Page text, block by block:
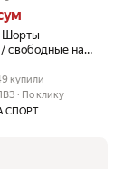
Шорты
свободные на
вместо
4.8 из 5
449 купили
купили
По клику
СПОРТ